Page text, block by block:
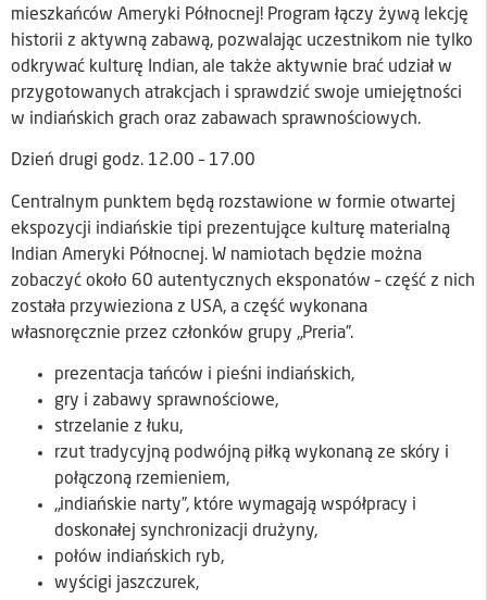
mieszkańców Ameryki Północnej! Program łączy żywą lekcję
historii z aktywną zabawą, pozwalając uczestnikom nie tylko
odkrywać kulturę Indian, ale także aktywnie brać udział w
przygotowanych atrakcjach i sprawdzić swoje umiejętności
w indiańskich grach oraz zabawach sprawnościowych.
Dzień drugi godz. 12.00 – 17.00
Centralnym punktem będą rozstawione w formie otwartej
ekspozycji indiańskie tipi prezentujące kulturę materialną
Indian Ameryki Północnej. W namiotach będzie można
zobaczyć około 60 autentycznych eksponatów – część z nich
została przywieziona z USA, a część wykonana
własnoręcznie przez członków grupy „Preria”.
prezentacja tańców i pieśni indiańskich,
gry i zabawy sprawnościowe,
strzelanie z łuku,
rzut tradycyjną podwójną piłką wykonaną ze skóry i
połączoną rzemieniem,
„indiańskie narty”, które wymagają współpracy i
doskonałej synchronizacji drużyny,
połów indiańskich ryb,
wyścigi jaszczurek,